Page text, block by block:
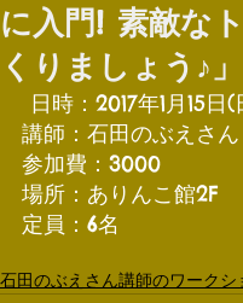
に入門! 素敵な
くりましょう♪」
日時：2017年1月15日
講師：石田のぶえさん
参加費：3000
場所：ありんこ館2F
定員：6名
石田のぶえさん講師のワークシ